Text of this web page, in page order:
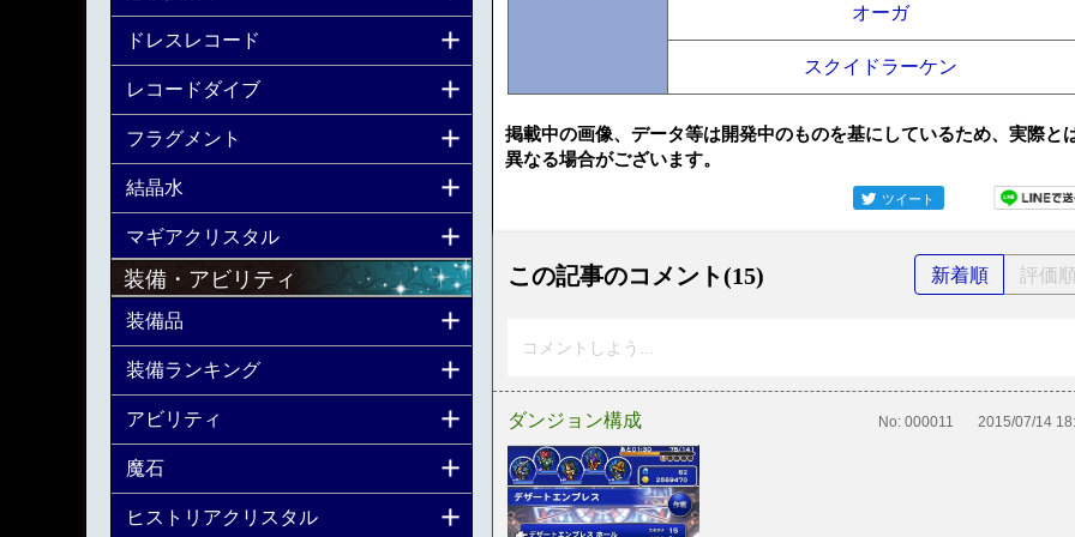
オーガ
スクイドラーケン
掲載中の画像、データ等は開発中のものを基にしているため、実際と
異なる場合がございます。
ツイート
この記事のコメント(15) 新着順 評価順
コメントしよう...
ダンジョン構成 No: 000011 2015/07/14
ドレスレコード
レコードダイブ
フラグメント
結晶水
マギアクリスタル
装備・アビリティ
装備品
装備ランキング
アビリティ
魔石
ヒストリアクリスタル